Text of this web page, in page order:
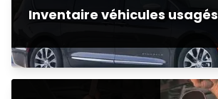
Inventaire véhicules usagés